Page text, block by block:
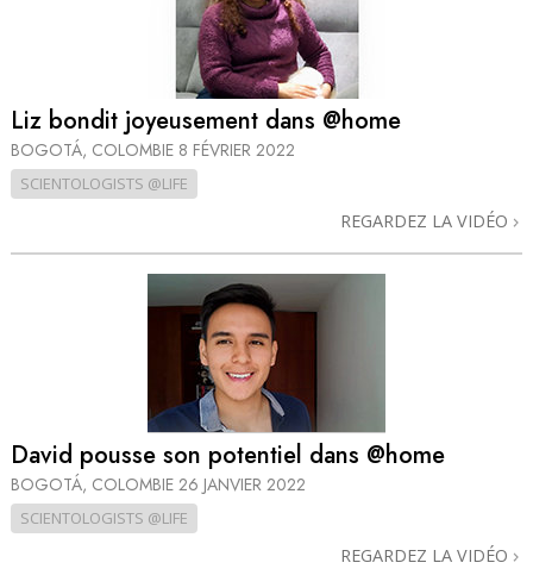
Liz bondit joyeusement dans @home
BOGOTÁ, COLOMBIE 8 FÉVRIER 2022
SCIENTOLOGISTS @LIFE
REGARDEZ LA VIDÉO
David pousse son potentiel dans @home
BOGOTÁ, COLOMBIE 26 JANVIER 2022
SCIENTOLOGISTS @LIFE
REGARDEZ LA VIDÉO